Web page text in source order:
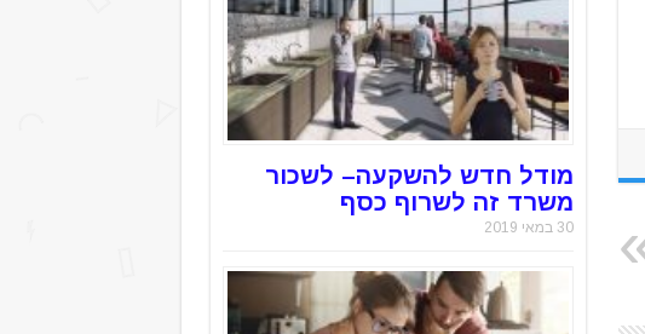
מודל חדש להשקעה– לשכור
משרד זה לשרוף כסף
30 במאי 2019